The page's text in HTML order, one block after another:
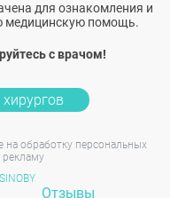
для ознакомления и
медицинскую помощь.
с врачом!
на обработку персональных
рекламу
SINOBY
Отзывы